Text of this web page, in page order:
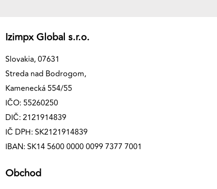
Izimpx Global s.r.o.
Slovakia, 07631
Streda nad Bodrogom,
Kamenecká 554/55
IČO: 55260250
DIČ: 2121914839
IČ DPH: SK2121914839
IBAN: SK14 5600 0000 0099 7377 7001
Obchod